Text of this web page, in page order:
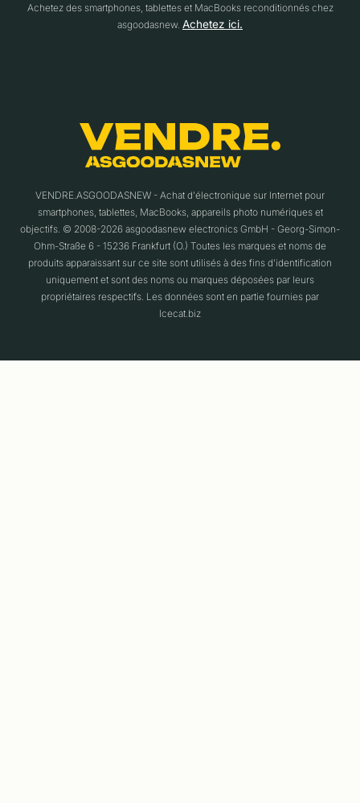
Achetez des smartphones, tablettes et MacBooks reconditionnés chez
asgoodasnew. Achetez ici.
VENDRE.ASGOODASNEW - Achat d'électronique sur Internet pour
smartphones, tablettes, MacBooks, appareils photo numériques et
objectifs. © 2008-2026 asgoodasnew electronics GmbH - Georg-Simon-
Ohm-Straße 6 - 15236 Frankfurt (O.) Toutes les marques et noms de
produits apparaissant sur ce site sont utilisés à des fins d'identification
uniquement et sont des noms ou marques déposées par leurs
propriétaires respectifs. Les données sont en partie fournies par
Icecat.biz